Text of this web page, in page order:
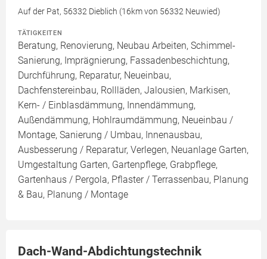
Auf der Pat, 56332 Dieblich (16km von 56332 Neuwied)
TÄTIGKEITEN
Beratung, Renovierung, Neubau Arbeiten, Schimmel-
Sanierung, Imprägnierung, Fassadenbeschichtung,
Durchführung, Reparatur, Neueinbau,
Dachfenstereinbau, Rollläden, Jalousien, Markisen,
Kern- / Einblasdämmung, Innendämmung,
Außendämmung, Hohlraumdämmung, Neueinbau /
Montage, Sanierung / Umbau, Innenausbau,
Ausbesserung / Reparatur, Verlegen, Neuanlage Garten,
Umgestaltung Garten, Gartenpflege, Grabpflege,
Gartenhaus / Pergola, Pflaster / Terrassenbau, Planung
& Bau, Planung / Montage
Dach-Wand-Abdichtungstechnik